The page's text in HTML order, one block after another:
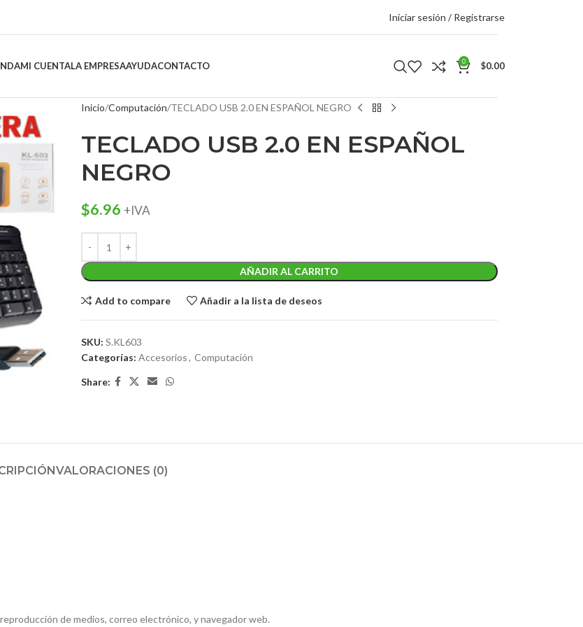
Iniciar sesión / Registrarse
MI CUENTALA EMPRESAAYUDACONTACTO 0 $0.00
Inicio Computación TECLADO USB 2.0 EN ESPAÑOL NEGRO
TECLADO USB 2.0 EN ESPAÑOL
NEGRO
$6.96 +IVA
AÑADIR AL CARRITO
Add to compare Añadir a la lista de deseos
SKU: S.KL603
Categorías: Accesorios, Computación
Share:
VALORACIONES (0)
de medios, correo electrónico, y navegador web.